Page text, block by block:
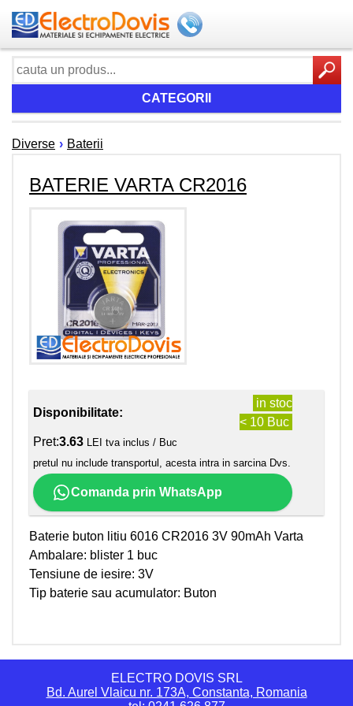
CATEGORII
Diverse › Baterii
BATERIE VARTA CR2016
Disponibilitate:
in stoc
< 10 Buc
Pret:3.63 LEI tva inclus / Buc
pretul nu include transportul, acesta intra in sarcina Dvs.
Comanda prin WhatsApp
Baterie buton litiu 6016 CR2016 3V 90mAh Varta
Ambalare: blister 1 buc
Tensiune de iesire: 3V
Tip baterie sau acumulator: Buton
ELECTRO DOVIS SRL
Bd. Aurel Vlaicu nr. 173A, Constanta, Romania